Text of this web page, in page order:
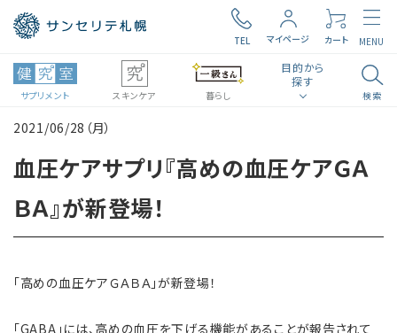
TEL マイページ カート MENU
サプリメント スキンケア 暮らし
目的から
探す
毎日の元気
食生活・生活習慣
検索
2021/06/28（月）
血圧ケアサプリ『高めの血圧ケアＧＡ
ＢＡ』が新登場！
「高めの血圧ケアＧＡＢＡ」が新登場！
「GABA」には、高めの血圧を下げる機能があることが報告されて